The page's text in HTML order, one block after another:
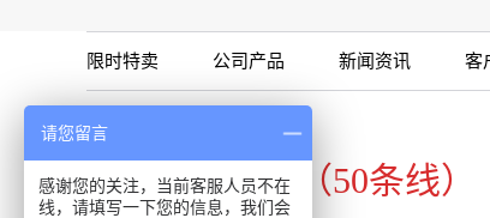
限时特卖 公司产品 新闻资讯 客
咨询专线
020-34821111（50条线）
请您留言
感谢您的关注，当前客服人员不在
线，请填写一下您的信息，我们会